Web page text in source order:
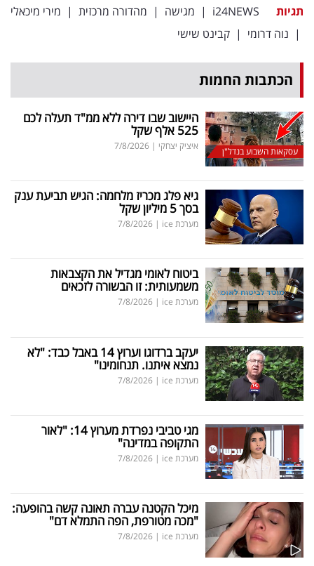
פרסמו
באייס
עקבו
אחרינו:
תגיות i24NEWS
| מגישה | מהדורה מרכזית | מירי מיכאלי
| נוה דרומי | קבינט שישי
הכתבות החמות
עסקאות השבוע בנדל"ן
היישוב שבו דירה ללא ממ"ד תעלה לכם
525 אלף שקל
איציק יצחקי |
7/8/2026
גיא פלג מכריז מלחמה: הגיש תביעת ענק
בסך 5 מיליון שקל
מערכת ice |
7/8/2026
ביטוח לאומי מגדיל את הקצבאות
משמעותית: זו הבשורה לזכאים
מערכת ice |
7/8/2026
יעקב ברדוגו וערוץ 14 באבל כבד: "לא
נמצא איתנו. תנחומינו"
מערכת ice |
7/8/2026
מגי טביבי נפרדת מערוץ 14: "לאור
התקופה במדינה"
מערכת ice |
7/8/2026
מיכל הקטנה עברה תאונה קשה בהופעה:
"מכה מטורפת, הפה התמלא דם"
מערכת ice |
7/8/2026